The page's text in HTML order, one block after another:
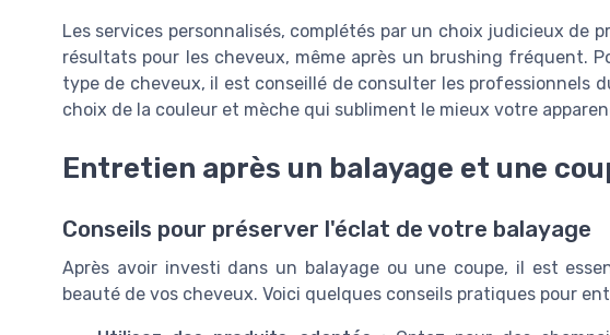
Les services personnalisés, complétés par un choix judicieux de
résultats pour les cheveux, même après un brushing fréquent.
type de cheveux, il est conseillé de consulter les professionnels
choix de la couleur et mèche qui subliment le mieux votre
Entretien après un balayage et une
Conseils pour préserver l'éclat de votre balayage
Après avoir investi dans un balayage ou une coupe, il est
beauté de vos cheveux. Voici quelques conseils pratiques pour